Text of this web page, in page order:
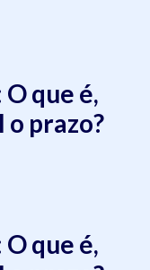
que é,
o prazo?
que é,